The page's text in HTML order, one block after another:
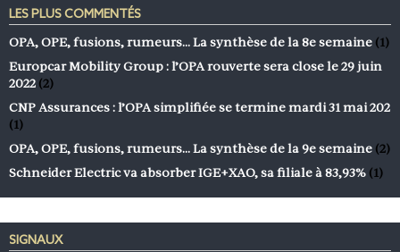
LES PLUS COMMENTÉS
OPA, OPE, fusions, rumeurs… La synthèse de la 8e semaine (1)
Europcar Mobility Group : l’OPA rouverte sera close le 29 juin
2022 (2)
CNP Assurances : l’OPA simplifiée se termine mardi 31 mai 202
(1)
OPA, OPE, fusions, rumeurs… La synthèse de la 9e semaine (2)
Schneider Electric va absorber IGE+XAO, sa filiale à 83,93% (1)
SIGNAUX